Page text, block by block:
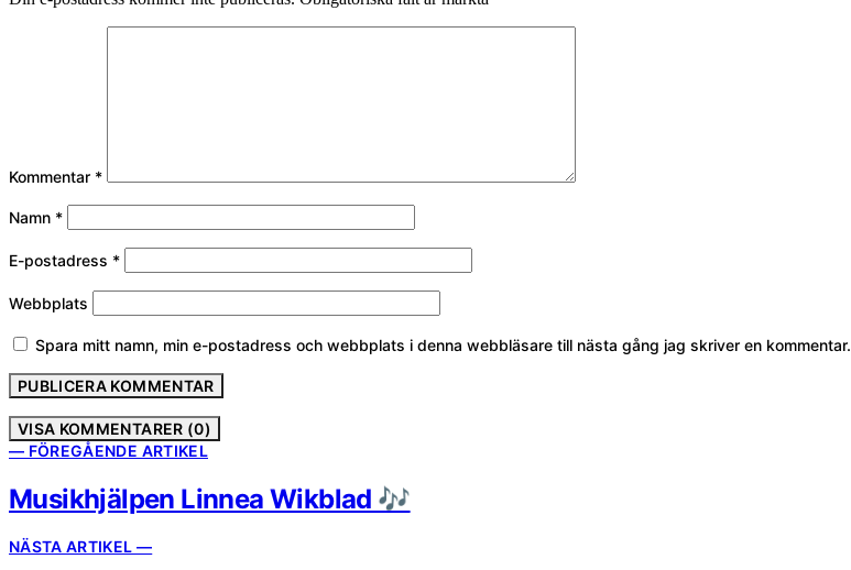
Kommentar *
Namn *
E-postadress *
Webbplats
Spara mitt namn, min e-postadress och webbplats i denna webbläsare till nästa gång jag skriver en kommentar.
VISA KOMMENTARER (0)
— FÖREGÅENDE ARTIKEL
Musikhjälpen Linnea Wikblad 🎶
NÄSTA ARTIKEL —